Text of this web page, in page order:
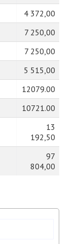
4 372,00
7 250,00
7 250,00
5 515,00
12079.00
10721.00
13
192,50
97
804,00